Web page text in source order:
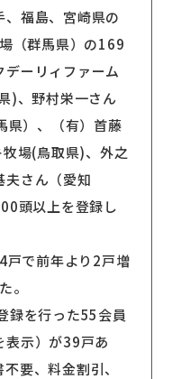
、福島、宮崎県の
（群馬県）の169
ーリィファーム
)、野村栄一さん
県）、（有）首藤
場(鳥取県)、外之
夫さん（愛知
頭以上を登録し
戸で前年より2戸増
。
録を行った55会員
表示）が39戸あ
要、料金割引、